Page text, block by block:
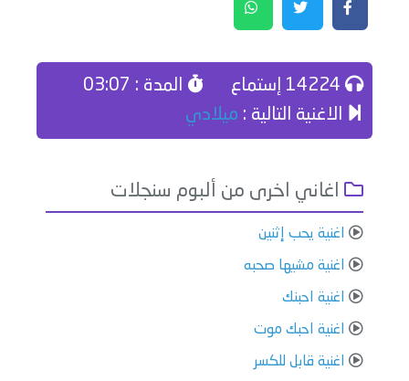
المدة : 03:07
الاغنية التالية : ميلادي
اغاني اخرى من ألبوم سنجلات
اغنية يحب إثنين
اغنية مشيها صحبه
اغنية احبنك
اغنية احبك موت
اغنية قابل للكسر